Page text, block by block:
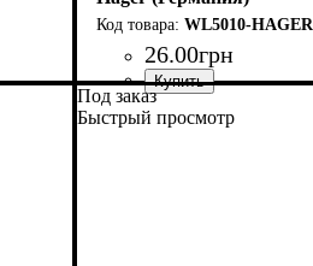
WL5010-HAGER
26.00грн
Тип электрофурнитуры
Количество мест рамок
Серия: Lumina-Soul
Цвет: Белый
Под заказ
Быстрый просмотр